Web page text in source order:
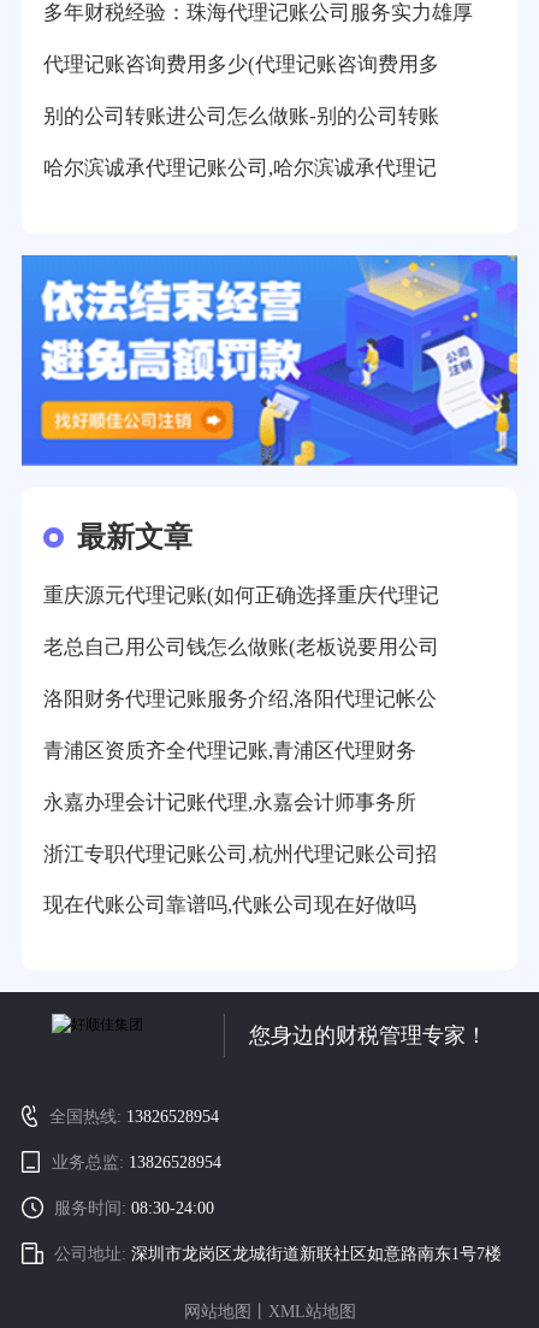
多年财税经验：珠海代理记账公司服务实力雄厚
代理记账咨询费用多少(代理记账咨询费用多
别的公司转账进公司怎么做账-别的公司转账
哈尔滨诚承代理记账公司,哈尔滨诚承代理记
最新文章
重庆源元代理记账(如何正确选择重庆代理记
老总自己用公司钱怎么做账(老板说要用公司
洛阳财务代理记账服务介绍,洛阳代理记帐公
青浦区资质齐全代理记账,青浦区代理财务
永嘉办理会计记账代理,永嘉会计师事务所
浙江专职代理记账公司,杭州代理记账公司招
现在代账公司靠谱吗,代账公司现在好做吗
您身边的财税管理专家！
全国热线: 13826528954
业务总监: 13826528954
服务时间:08:30-24:00
公司地址:深圳市龙岗区龙城街道新联社区如意路南东1号7楼
网站地图 XML站地图